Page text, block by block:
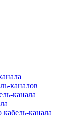
каналов
канала
кабель-канала